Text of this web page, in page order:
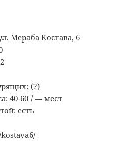
Мераба Костава, 6
(?)
40-60 / — мест
есть